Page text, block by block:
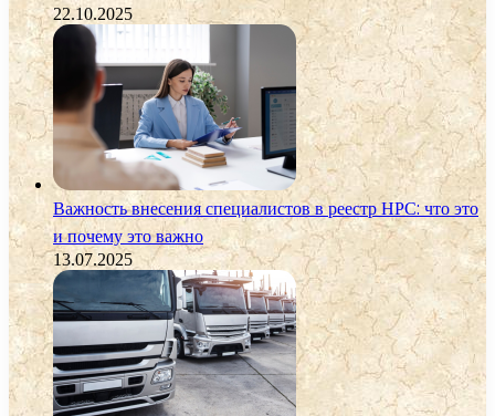
22.10.2025
Важность внесения специалистов в реестр НРС: что это
и почему это важно
13.07.2025